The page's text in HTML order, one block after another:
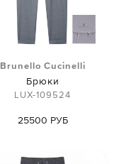
Brunello Cucinelli
Брюки
LUX-109524
25500 РУБ